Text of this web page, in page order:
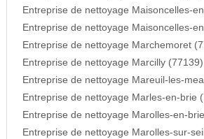
Entreprise de nettoyage Maisoncelles-
Entreprise de nettoyage Maisoncelles-
Entreprise de nettoyage Marchemoret
Entreprise de nettoyage Marcilly (77139)
Entreprise de nettoyage Mareuil-les-
Entreprise de nettoyage Marles-en-brie
Entreprise de nettoyage Marolles-en-
Entreprise de nettoyage Marolles-sur-